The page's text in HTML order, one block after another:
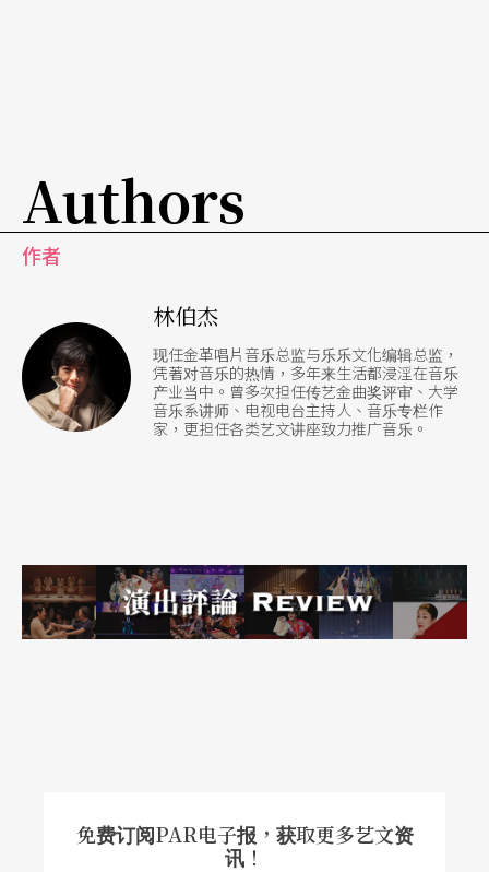
Authors
作者
林伯杰
现任金革唱片音乐总监与乐乐文化编辑总监，
凭著对音乐的热情，多年来生活都浸淫在音乐
产业当中。曾多次担任传艺金曲奖评审、大学
音乐系讲师、电视电台主持人、音乐专栏作
家，更担任各类艺文讲座致力推广音乐。
免费订阅PAR电子报，获取更多艺文资
讯！